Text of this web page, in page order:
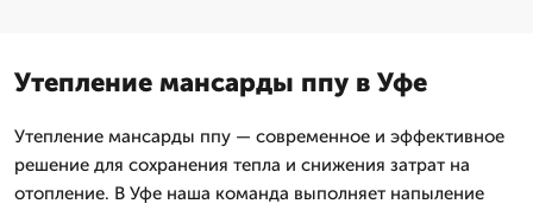
Утепление мансарды ппу в Уфе
Утепление мансарды ппу — современное и эффективное
решение для сохранения тепла и снижения затрат на
отопление. В Уфе наша команда выполняет напыление